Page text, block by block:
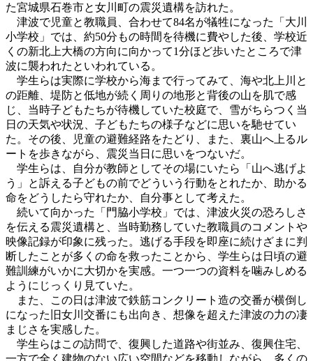
た宮城県石巻市と女川町の震災遺構を訪れた。
津波で児童と教職員、合わせて84名が犠牲になった「大川
小学校」では、約50分もの時間を待機に費やした後、学校近
くの新北上大橋の方向に向かって1分ほど歩いたところで津
波に襲われたといわれている。
学生らは実際に学校から海まで行ってみて、海や北上川と
の距離、堤防と低地が続く周りの地形と背後の山を肌で感
じ、当時子どもたちが待機していた校庭で、雪がちらつく当
日の天気や状況、子どもたちの様子などに思いを馳せてい
た。その後、児童の避難経路をたどり、また、裏山へ上るル
ートを歩きながら、震災当日に思いをつないだ。
学生らは、自分が教師としてその場にいたら「山へ逃げよ
う」と訴える子どもの前でどういう行動をとれたか、助かる
命をどうしたら守れたか、自分事として考えた。
続いて向かった「門脇小学校」では、津波火災の恐ろしさ
を伝える震災遺構と、当時勤務していた教職員のコメントや
映像記録が印象に残った。逃げる手段を即座に続けざまに判
断したことが多くの命を救ったことから、学生らは日頃の避
難訓練がいかに大切かを実感。一つ一つの資料を噛みしめる
ようにじっくり見ていた。
また、この日は津波で鉄筋コンクリート造の交番が横倒し
になった旧女川交番にも出向き、想像を超えた津波の力の凄
まじさを実感した。
学生らはこの訪問で、復興した道路や街並み、復興住宅、
一方で全く建物のない広い空間などを移動しながら、多くの